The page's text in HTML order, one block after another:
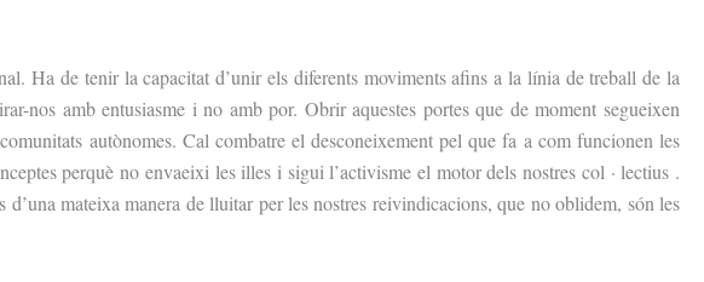
Ha de tenir la capacitat d’unir els diferents moviments afins a la línia de treball de la
nos amb entusiasme i no amb por. Obrir aquestes portes que de moment segueixen
autònomes. Cal combatre el desconeixement pel que fa a com funcionen les
perquè no envaeixi les illes i sigui l’activisme el motor dels nostres col · lectius .
mateixa manera de lluitar per les nostres reivindicacions, que no oblidem, són les